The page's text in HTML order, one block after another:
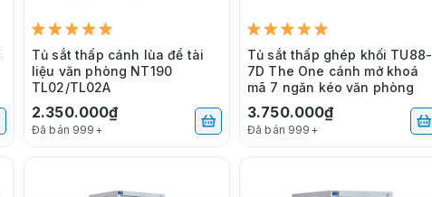
Tủ sắt thấp cánh lùa để tài
liệu văn phòng NT190
TL02/TL02A
2.350.000₫
Đã bán 999+
Tủ sắt thấp ghép khối TU88-
7D The One cánh mở khoá
mã 7 ngăn kéo văn phòng
3.750.000₫
Đã bán 999+